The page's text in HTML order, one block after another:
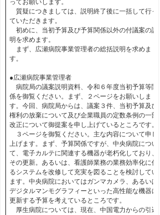
ってお願いします。
質疑につきましては、説明終了後に一括して行っ
ていただきます。
初めに、当初予算及び予算関係以外の付議案の説
明を求めます。
まず、広瀬病院事業管理者の総括説明を求めま
す。
●広瀬病院事業管理者
病院局の議案説明資料、令和６年度当初予算等関
係を御覧ください。まず、２ページをお願いしま
す。今回、病院局からは、議案３件、当初予算及び
権利の放棄について及び企業職員の定数条例の一部
改正について御提案を申し上げているところです。
３ページを御覧ください。主な内容について申し
上げます。まず、予算関係ですが、中央病院につい
て、電子カルテに関連する機器が老朽化しており、
その更新。あるいは、看護師業務の業務効率化に係
るシステムを改修して充実を図ることを検討してい
ます。中央病院においてはガンマカメラ、あるいは
デジタルマンモグラフィーといった高性能な機器に
更新する予算を考えているところです。
厚生病院については、現在、中国電力からの引込